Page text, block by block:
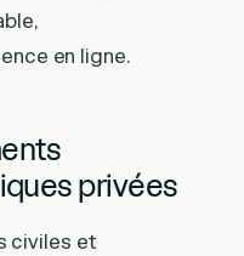
en ligne.
privées
civiles et